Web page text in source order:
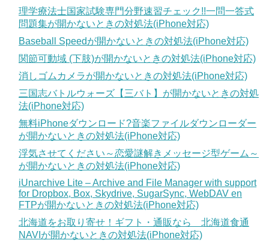
理学療法士国家試験専門分野速習チェック!!一問一答式
問題集が開かないときの対処法(iPhone対応)
Baseball Speedが開かないときの対処法(iPhone対応)
関節可動域 (下肢)が開かないときの対処法(iPhone対応)
消しゴムカメラが開かないときの対処法(iPhone対応)
三国志バトルウォーズ【三バト】が開かないときの対処
法(iPhone対応)
無料iPhoneダウンロード?音楽ファイルダウンローダー
が開かないときの対処法(iPhone対応)
浮気させてください～恋愛謎解きメッセージ型ゲーム～
が開かないときの対処法(iPhone対応)
iUnarchive Lite – Archive and File Manager with support
for Dropbox, Box, Skydrive, SugarSync, WebDAV en
FTPが開かないときの対処法(iPhone対応)
北海道をお取り寄せ！ギフト・通販なら 北海道食通
NAVIが開かないときの対処法(iPhone対応)